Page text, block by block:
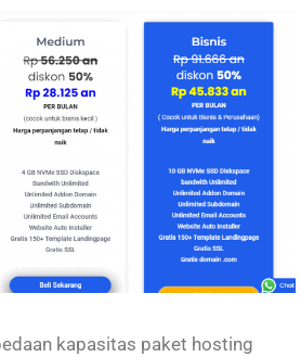
kapasitas paket hosting